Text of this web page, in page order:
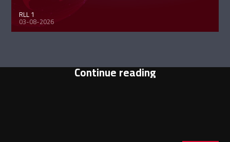
RLL 1
03-08-2026
Continue reading